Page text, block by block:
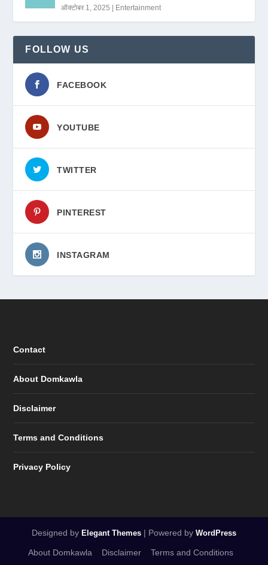
ऑक्टोबर 1, 2025 Entertainment
FOLLOW US
FACEBOOK
YOUTUBE
TWITTER
PINTEREST
INSTAGRAM
Contact
About Domkawla
Disclaimer
Terms and Conditions
Privacy Policy
Designed by Elegant Themes | Powered by WordPress
About Domkawla Disclaimer Terms and Conditions